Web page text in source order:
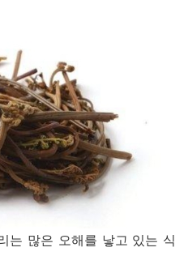
는 많은 오해를 낳고 있는 식